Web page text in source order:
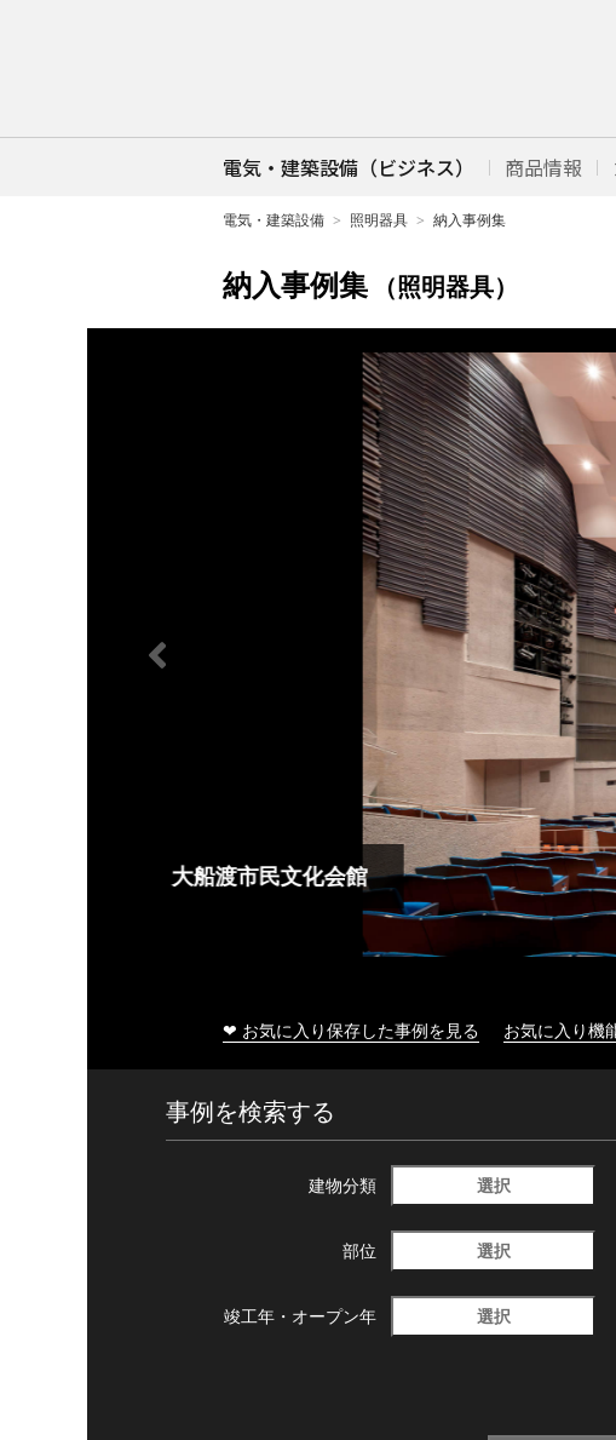
電気・建築設備（ビジネス） 商品情報
電気・建築設備 照明器具 納入事例集
納入事例集 （照明器具）
大船渡市民文化会館
❤ お気に入り保存した事例を見る お気に入り機
事例を検索する
建物分類 選択
部位 選択
竣工年・ オープン年 選択